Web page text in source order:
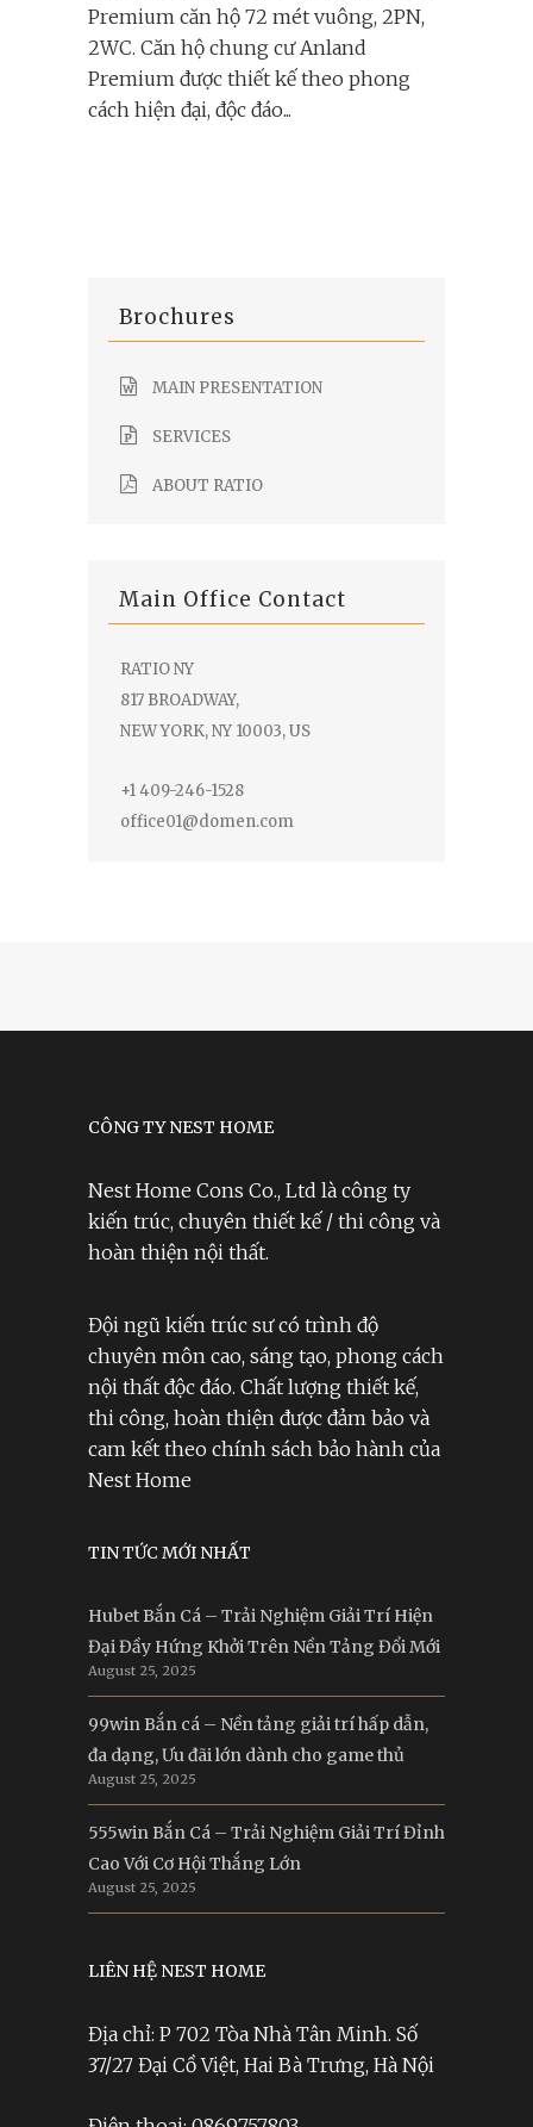
Premium căn hộ 72 mét vuông, 2PN,
2WC. Căn hộ chung cư Anland
Premium được thiết kế theo phong
cách hiện đại, độc đáo...
Brochures
MAIN PRESENTATION
SERVICES
ABOUT RATIO
Main Office Contact
RATIO NY
817 BROADWAY,
NEW YORK, NY 10003, US
+1 409-246-1528
office01@domen.com
CÔNG TY NEST HOME
Nest Home Cons Co., Ltd là công ty
kiến trúc, chuyên thiết kế / thi công và
hoàn thiện nội thất.
Đội ngũ kiến trúc sư có trình độ
chuyên môn cao, sáng tạo, phong cách
nội thất độc đáo. Chất lượng thiết kế,
thi công, hoàn thiện được đảm bảo và
cam kết theo chính sách bảo hành của
Nest Home
TIN TỨC MỚI NHẤT
Hubet Bắn Cá – Trải Nghiệm Giải Trí Hiện
Đại Đầy Hứng Khởi Trên Nền Tảng Đổi Mới
August 25, 2025
99win Bắn cá – Nền tảng giải trí hấp dẫn,
đa dạng, Ưu đãi lớn dành cho game thủ
August 25, 2025
555win Bắn Cá – Trải Nghiệm Giải Trí Đỉnh
Cao Với Cơ Hội Thắng Lớn
August 25, 2025
LIÊN HỆ NEST HOME
Địa chỉ: P 702 Tòa Nhà Tân Minh. Số
37/27 Đại Cồ Việt, Hai Bà Trưng, Hà Nội